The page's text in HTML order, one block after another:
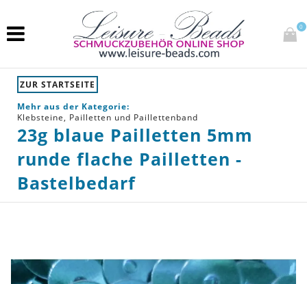
0
ZUR STARTSEITE
Mehr aus der Kategorie:
Klebsteine, Pailletten und Paillettenband
23g blaue Pailletten 5mm
runde flache Pailletten -
Bastelbedarf